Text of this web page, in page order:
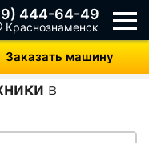
444-64-49
Заказать машину
Краснознаменск
в